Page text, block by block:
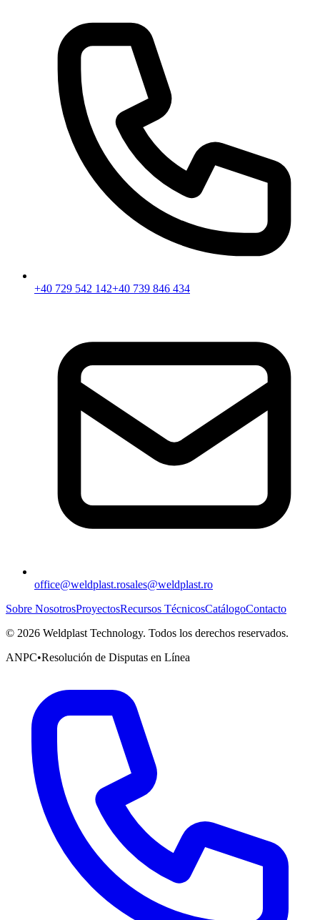
+40 729 542 142+40 739 846 434
office@weldplast.rosales@weldplast.ro
Sobre NosotrosProyectosRecursos TécnicosCatálogoContacto
© 2026 Weldplast Technology. Todos los derechos reservados.
ANPC•Resolución de Disputas en Línea